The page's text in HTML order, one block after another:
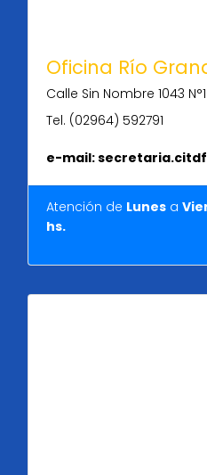
Oficina Río
Calle Sin Nombre 1043
Tel. (02964) 592791
e-mail:
Atención de Lunes a
hs.